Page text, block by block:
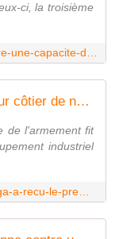
ci, la troisième
La DGA a reçu le premier patrouilleur côtier de nouvelle génération destiné à la Gendarmerie - Zone Militaire
de l'armement fit
industriel